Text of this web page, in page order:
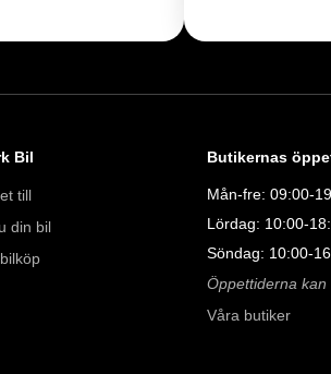
våra tester här:
Bil
till
din bil
Butikernas
Mån-fre: 09:00-
Lördag: 10:00-
Söndag: 10:00-
Öppettiderna kan
Våra butiker